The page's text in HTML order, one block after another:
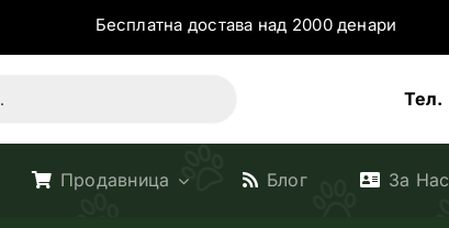
Бесплатна достава над 2000 денари
Тел.
Продавница Блог За Нас